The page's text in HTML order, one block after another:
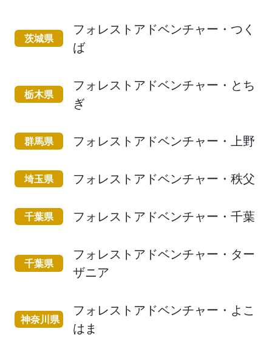
茨城県
フォレストアドベンチャー・つく
ば
栃木県
フォレストアドベンチャー・とち
ぎ
群馬県 フォレストアドベンチャー・上野
埼玉県 フォレストアドベンチャー・秩父
千葉県 フォレストアドベンチャー・千葉
千葉県
フォレストアドベンチャー・ター
ザニア
神奈川県
フォレストアドベンチャー・よこ
はま